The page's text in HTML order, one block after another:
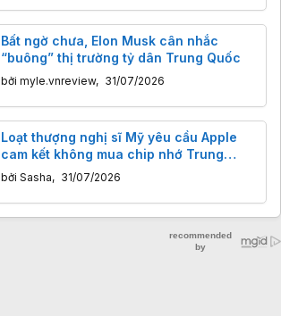
Bất ngờ chưa, Elon Musk cân nhắc
“buông” thị trường tỷ dân Trung Quốc
bởi myle.vnreview, 31/07/2026
Loạt thượng nghị sĩ Mỹ yêu cầu Apple
cam kết không mua chip nhớ Trung
Quốc
bởi Sasha, 31/07/2026